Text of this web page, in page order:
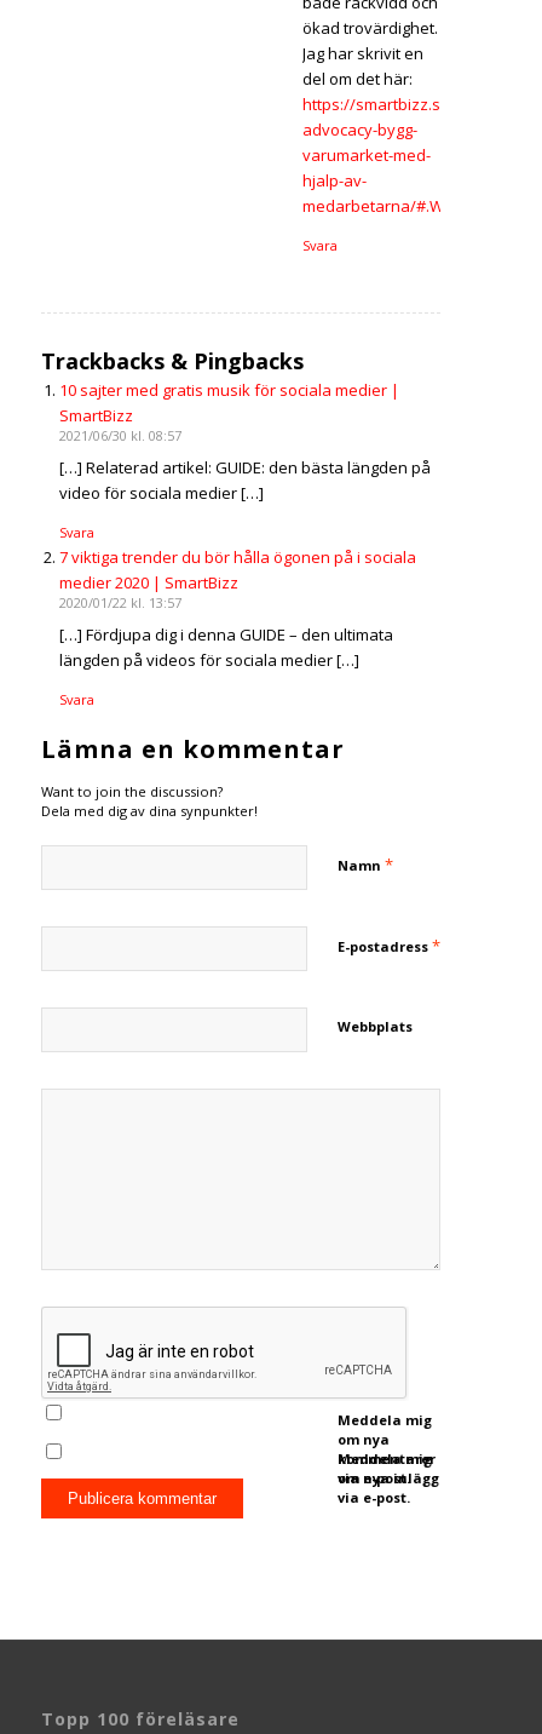
ökad trovärdighet.
Jag har skrivit en
del om det här:
https://smartbizz.se/employee-
advocacy-bygg-
varumarket-med-
hjalp-av-
medarbetarna/#.Wp09GJPOXOQ
Svara
Trackbacks & Pingbacks
10 sajter med gratis musik för sociala medier |
SmartBizz
2021/06/30 kl. 08:57
[…] Relaterad artikel: GUIDE: den bästa längden på
video för sociala medier […]
Svara
7 viktiga trender du bör hålla ögonen på i sociala
medier 2020 | SmartBizz
2020/01/22 kl. 13:57
[…] Fördjupa dig i denna GUIDE – den ultimata
längden på videos för sociala medier […]
Svara
Lämna en kommentar
Want to join the discussion?
Dela med dig av dina synpunkter!
Namn *
E-postadress *
Webbplats
Meddela mig
om nya
kommentarer
via e-post.
Meddela mig
om nya inlägg
via e-post.
Topp 100 föreläsare